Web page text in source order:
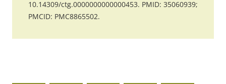
10.14309/ctg.0000000000000453. PMID: 35060939;
PMCID: PMC8865502.